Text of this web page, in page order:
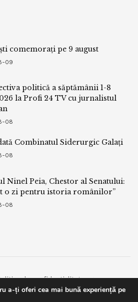
comemorați pe 9 august
09
politică a săptămânii 1-8
la Profi 24 TV cu jurnalistul
08
Combinatul Siderurgic Galați
08
Ninel Peia, Chestor al Senatului:
o zi pentru istoria românilor”
08
de confidentialitate
a-ți oferi cea mai bună experiență pe